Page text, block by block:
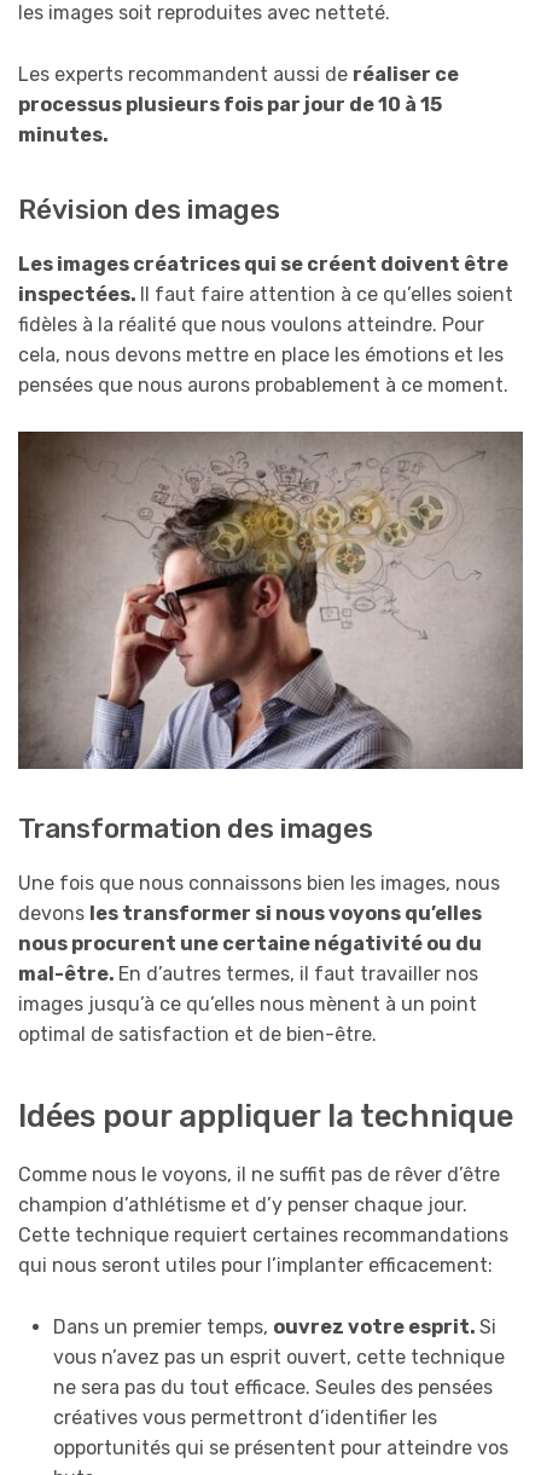
les images soit reproduites avec netteté.
Les experts recommandent aussi de réaliser ce
processus plusieurs fois par jour de 10 à 15
minutes.
Révision des images
Les images créatrices qui se créent doivent être
inspectées.
Il faut faire attention à ce qu’elles soient
fidèles à la réalité que nous voulons atteindre. Pour
cela, nous devons mettre en place les émotions et les
pensées que nous aurons probablement à ce moment.
Transformation des images
Une fois que nous connaissons bien les images, nous
devons les transformer si nous voyons qu’elles
nous procurent une certaine négativité ou du
mal-être. En d’autres termes, il faut travailler nos
images jusqu’à ce qu’elles nous mènent à un point
optimal de satisfaction et de bien-être.
Idées pour appliquer la technique
Comme nous le voyons, il ne suffit pas de rêver d’être
champion d’athlétisme et d’y penser chaque jour.
Cette technique requiert certaines recommandations
qui nous seront utiles pour l’implanter efficacement:
Dans un premier temps, ouvrez votre esprit. Si
vous n’avez pas un esprit ouvert, cette technique
ne sera pas du tout efficace. Seules des pensées
créatives vous permettront d’identifier les
opportunités qui se présentent pour atteindre vos